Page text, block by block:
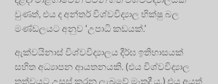
වුණත්, එය ද අන්තර් විශ්වවිද්‍යාල භික්ෂු බල
මණ්ඩලයට අනුව ‘උපාධි කඩයක්.’
ඇක්වයිනාස් විශ්වවිද්‍යාලය දීර්ඝ ඉතිහාසයක්
සහිත අධ්‍යාපන ආයතනයකි. (එය විශ්වවිද්‍යාල
තත්වයට උසස් කරනු ලැබුවේ මෑතදී ය.) එය අයත්